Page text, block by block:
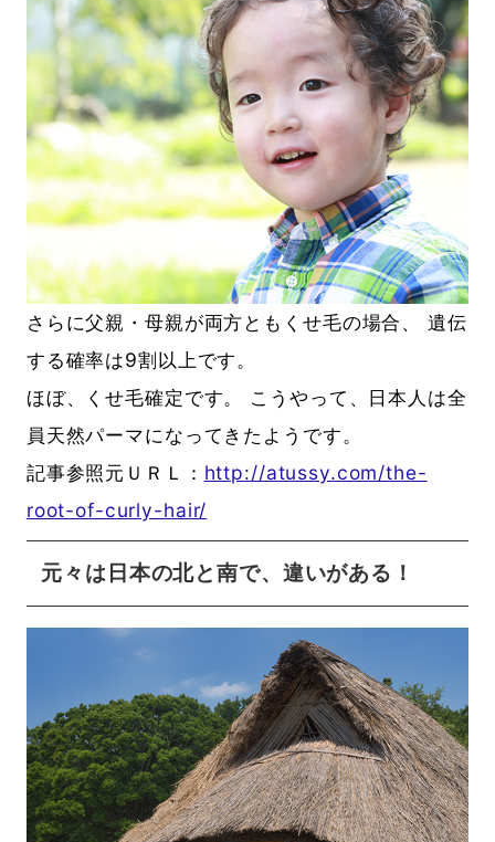
さらに父親・母親が両方ともくせ毛の場合、 遺伝
する確率は9割以上です。
ほぼ、くせ毛確定です。 こうやって、日本人は全
員天然パーマになってきたようです。
記事参照元ＵＲＬ： http://atussy.com/the-
root-of-curly-hair/
元々は日本の北と南で、違いがある！